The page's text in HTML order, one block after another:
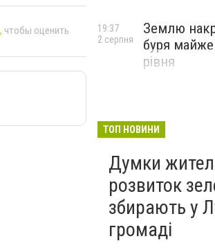
, чтобы оценить
Землю
буря
рівня
19:37
2 серпня
ТОП НОВИНИ
Думки
розвиток
збирають у
громаді